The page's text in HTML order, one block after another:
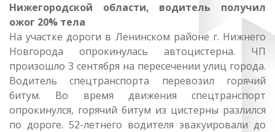
Нижегородской области, водитель получил
ожог 20% тела
На участке дороги в Ленинском районе г. Нижнего
Новгорода опрокинулась автоцистерна. ЧП
произошло 3 сентября на пересечении улиц города.
Водитель спецтранспорта перевозил горячий
битум. Во время движения спецтранспорт
опрокинулся, горячий битум из цистерны разлился
по дороге. 52-летнего водителя эвакуировали до